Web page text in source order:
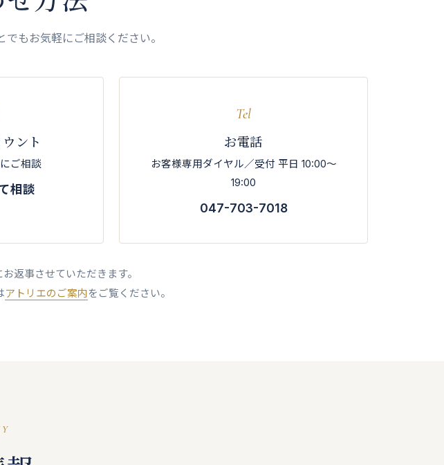
もお気軽にご相談ください。
ント
ご相談
相談
Tel
お電話
お客様専用ダイヤル／受付 平日 10:00〜
19:00
047-703-7018
返事させていただきます。
アトリエのご案内をご覧ください。